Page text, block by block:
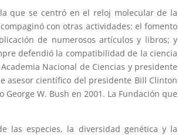
que se centró en el reloj molecular de la
con otras actividades: el fomento
de numerosos artículos y libros; y
defendió la compatibilidad de la ciencia
Nacional de Ciencias y presidente
asesor científico del presidente Bill Clinton
W. Bush en 2001. La Fundación que
las especies, la diversidad genética y la